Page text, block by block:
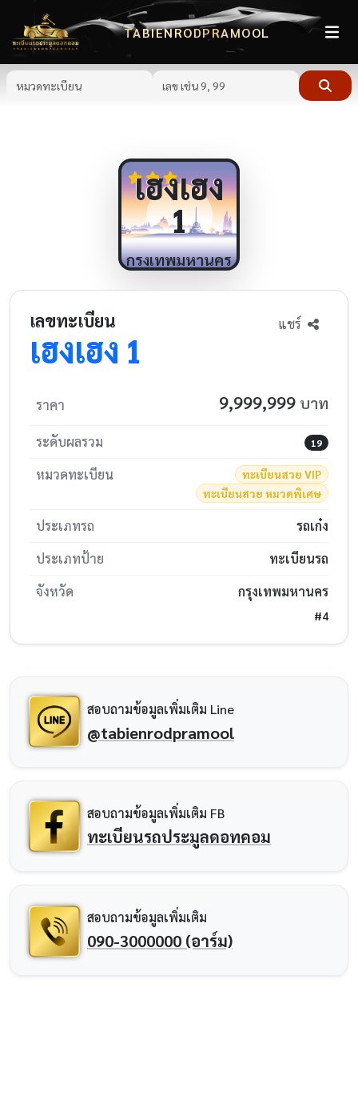
TABIENRODPRAMOOL
เฮงเฮง
1
กรุงเทพมหานคร
เลขทะเบียน
เฮงเฮง 1
แชร์
ราคา 9,999,999 บาท
ระดับผลรวม 19
หมวดทะเบียน
ทะเบียนสวย VIP
ทะเบียนสวย หมวดพิเศษ
ประเภทรถ
รถเก๋ง
ประเภทป้าย
ทะเบียนรถ
จังหวัด
กรุงเทพมหานคร
#4
สอบถามข้อมูลเพิ่มเติม Line
@tabienrodpramool
สอบถามข้อมูลเพิ่มเติม FB
ทะเบียนรถประมูลดอทคอม
สอบถามข้อมูลเพิ่มเติม
090-3000000 (อาร์ม)